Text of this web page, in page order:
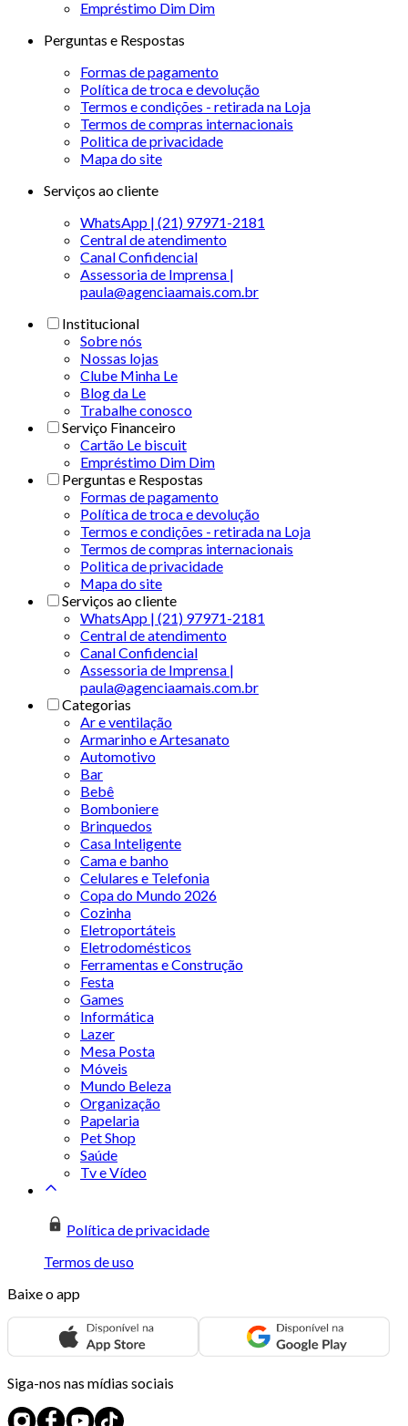
Empréstimo Dim Dim
Perguntas e Respostas
Formas de pagamento
Política de troca e devolução
Termos e condições - retirada na Loja
Termos de compras internacionais
Politica de privacidade
Mapa do site
Serviços ao cliente
WhatsApp | (21) 97971-2181
Central de atendimento
Canal Confidencial
Assessoria de Imprensa |
paula@agenciaamais.com.br
Institucional
Sobre nós
Nossas lojas
Clube Minha Le
Blog da Le
Trabalhe conosco
Serviço Financeiro
Cartão Le biscuit
Empréstimo Dim Dim
Perguntas e Respostas
Formas de pagamento
Política de troca e devolução
Termos e condições - retirada na Loja
Termos de compras internacionais
Politica de privacidade
Mapa do site
Serviços ao cliente
WhatsApp | (21) 97971-2181
Central de atendimento
Canal Confidencial
Assessoria de Imprensa |
paula@agenciaamais.com.br
Categorias
Ar e ventilação
Armarinho e Artesanato
Automotivo
Bar
Bebê
Bomboniere
Brinquedos
Casa Inteligente
Cama e banho
Celulares e Telefonia
Copa do Mundo 2026
Cozinha
Eletroportáteis
Eletrodomésticos
Ferramentas e Construção
Festa
Games
Informática
Lazer
Mesa Posta
Móveis
Mundo Beleza
Organização
Papelaria
Pet Shop
Saúde
Tv e Vídeo
Política de privacidade
Termos de uso
Baixe o app
Siga-nos nas mídias sociais